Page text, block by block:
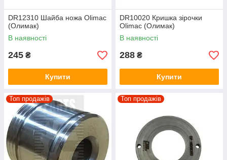
DR12310 Шайба ножа Olimac
(Олимак)
В наявності
245 ₴
Купити
DR10020 Кришка зірочки
Olimac (Олимак)
В наявності
288 ₴
Купити
Топ продажів Топ продажів